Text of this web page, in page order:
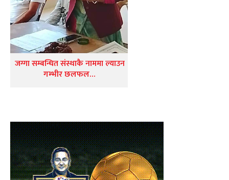
जग्गा सम्बन्धित संस्थाकै नाममा ल्याउन
गम्भीर छलफल…